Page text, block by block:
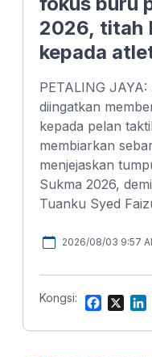
2026, titah
kepada
PETALING
diingatkan
kepada pelan
membiarkan
menjejaskan
Sukma 2026,
Tuanku Syed
2026/08/03 9:57
Kongsi:
c